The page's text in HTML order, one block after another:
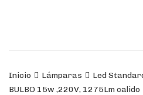
Inicio Lámparas Led
BULBO 15w ,220V, 1275Lm calido